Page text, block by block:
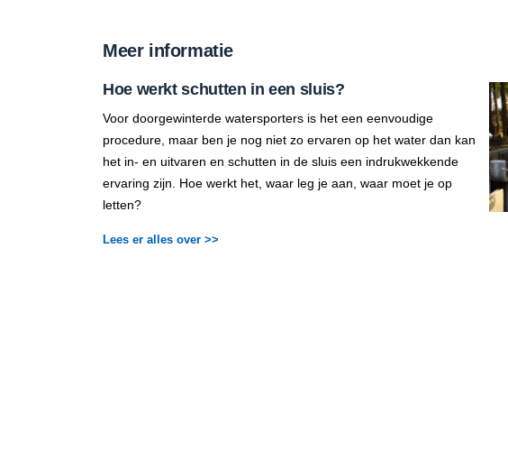
Meer informatie
Hoe werkt schutten in een sluis?
Voor doorgewinterde watersporters is het een eenvoudige
procedure, maar ben je nog niet zo ervaren op het water dan kan
het in- en uitvaren en schutten in de sluis een indrukwekkende
ervaring zijn. Hoe werkt het, waar leg je aan, waar moet je op
letten?
Lees er alles over >>